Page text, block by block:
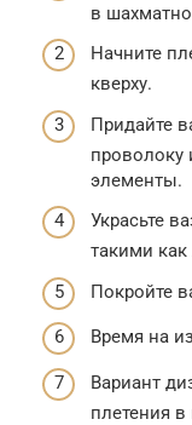
в
Начните
кверху.
Придайте
проволоку
элементы.
Украсьте
такими
Покройте
Время на
Вариант
плетения